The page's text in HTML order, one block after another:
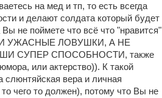
на мед и тп, то есть всегда
и делают солдата который будет
не поймете что всё что "нравится"
И УЖАСНЫЕ ЛОВУШКИ, А НЕ
СУПЕР СПОСОБНОСТИ, также
или актерство)). К такой
вера и личная
чего то должен), потому что Вы не